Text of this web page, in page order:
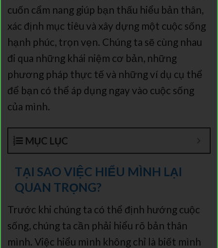
cuốn cẩm nang giúp bạn thấu hiểu bản thân,
xác định mục tiêu và xây dựng một cuộc sống
hạnh phúc, trọn vẹn. Chúng ta sẽ cùng nhau
đi qua những khái niệm cơ bản, những
phương pháp thực tế và những ví dụ cụ thể
để bạn có thể áp dụng ngay vào cuộc sống
của mình.
MỤC LỤC
TẠI SAO VIỆC HIỂU MÌNH LẠI
QUAN TRỌNG?
Trước khi chúng ta có thể định hướng cuộc
sống, chúng ta cần phải hiểu rõ bản thân
mình. Việc hiểu mình không chỉ là biết mình